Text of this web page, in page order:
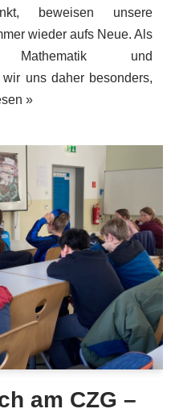
beweisen unsere
wieder aufs Neue. Als
und
uns daher besonders,
»
am CZG –